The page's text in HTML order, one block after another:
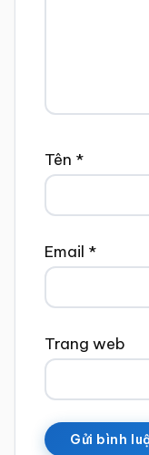
Tên *
Email *
Trang web